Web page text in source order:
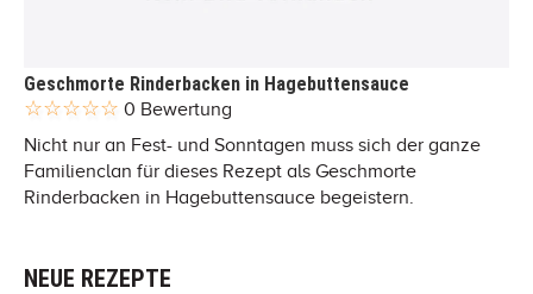
Geschmorte Rinderbacken in Hagebuttensauce
0 Bewertung
Nicht nur an Fest- und Sonntagen muss sich der ganze
Familienclan für dieses Rezept als Geschmorte
Rinderbacken in Hagebuttensauce begeistern.
NEUE REZEPTE